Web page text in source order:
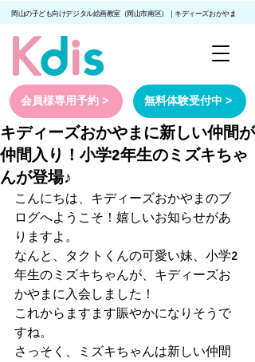
岡山の子ども向けデジタル絵画教室（岡山市南区）｜キディーズおかやま
会員様専用予約 > 無料体験受付中 >
キディーズおかやまに新しい仲間が
仲間入り！小学2年生のミズキちゃ
んが登場♪
こんにちは、キディーズおかやまのブ
ログへようこそ！嬉しいお知らせがあ
りますよ。
なんと、タクトくんの可愛い妹、小学2
年生のミズキちゃんが、キディーズお
かやまに入会しました！
これからますます賑やかになりそうで
すね。
さっそく、ミズキちゃんは新しい仲間